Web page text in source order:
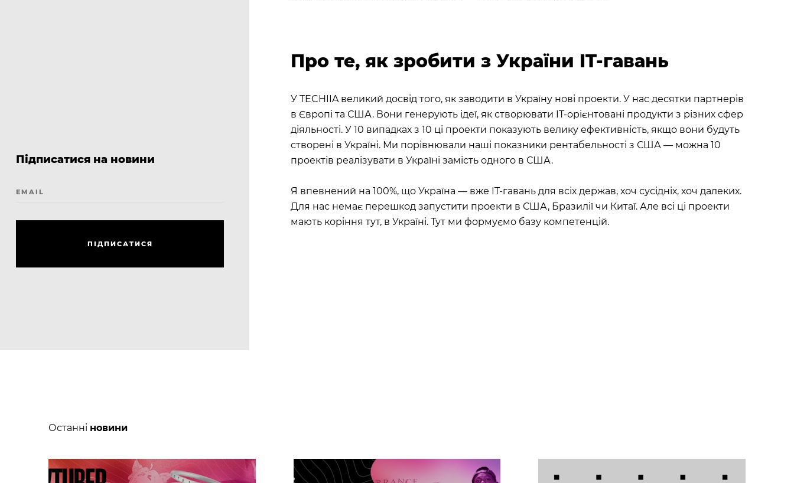
Про те, як зробити з України IT-гавань
У TECHIIA великий досвід того, як заводити в Україну нові проекти. У нас десятки партнерів
в Європі та США. Вони генерують ідеї, як створювати IT-орієнтовані продукти з різних сфер
діяльності. У 10 випадках з 10 ці проекти показують велику ефективність, якщо вони будуть
створені в Україні. Ми порівнювали наші показники рентабельності з США — можна 10
проектів реалізувати в Україні замість одного в США.
Я впевнений на 100%, що Україна — вже IT-гавань для всіх держав, хоч сусідніх, хоч далеких.
Для нас немає перешкод запустити проекти в США, Бразилії чи Китаї. Але всі ці проекти
мають коріння тут, в Україні. Тут ми формуємо базу компетенцій.
Підписатися на новини
EMAIL
П І ДП ИСАТИСЯ
Останні новини